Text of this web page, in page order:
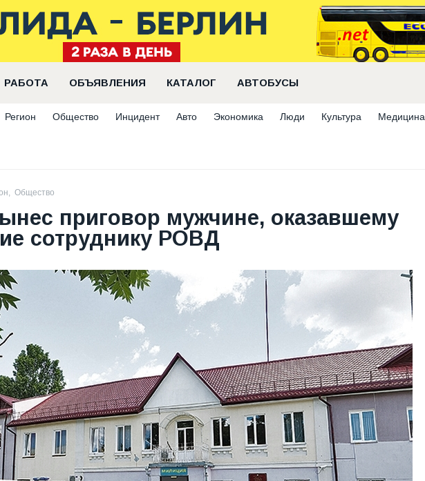
РАБОТА ОБЪЯВЛЕНИЯ КАТАЛОГ АВТОБУСЫ
Регион Общество Инцидент Авто Экономика Люди Культура Медицина
, Общество
приговор мужчине, оказавшему
сотруднику РОВД